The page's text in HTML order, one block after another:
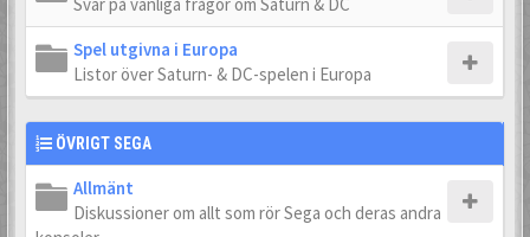
Spel utgivna i Europa
Listor över Saturn- & DC-spelen i Europa
ÖVRIGT SEGA
Allmänt
Diskussioner om allt som rör Sega och deras andra